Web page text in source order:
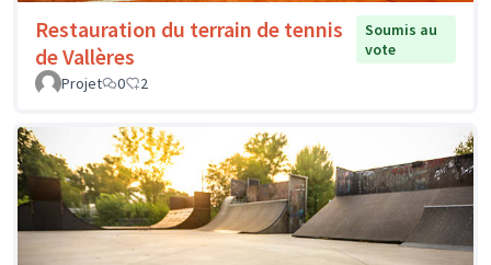
Restauration du terrain de tennis
de Vallères
Soumis au
vote
Projet
0 2